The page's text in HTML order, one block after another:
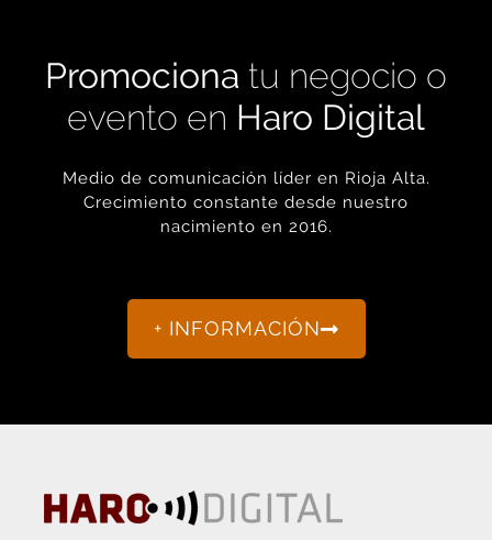
Promociona tu negocio o
evento en Haro Digital
Medio de comunicación líder en Rioja Alta.
Crecimiento constante desde nuestro
nacimiento en 2016.
+ INFORMACIÓN